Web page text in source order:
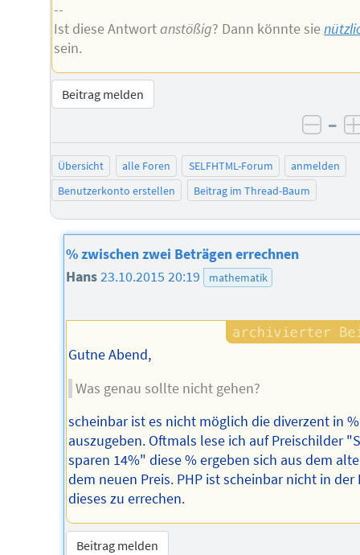
--
Ist diese Antwortanstößig? Dann könnte sie
sein.
Beitrag melden
–
Übersicht alle Foren SELFHTML-Forum
anmelden
Benutzerkonto erstellen
Beitrag im Thread-Baum
% zwischen zwei Beträgen errechnen
Hans23.10.2015 20:19 mathematik
Gutne Abend,
Was genau sollte nicht gehen?
scheinbar ist es nicht möglich die diverzent in %
auszugeben. Oftmals lese ich auf Preischilder
sparen 14%" diese % ergeben sich aus dem
dem neuen Preis. PHP ist scheinbar nicht in der
dieses zu errechen.
Beitrag melden